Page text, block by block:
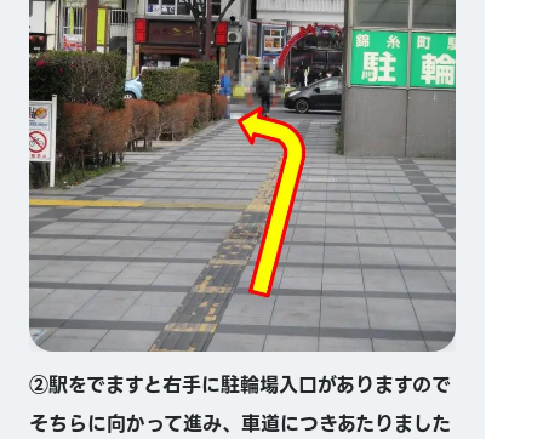
②駅をでますと右手に駐輪場入口がありますので
そちらに向かって進み、車道につきあたりました